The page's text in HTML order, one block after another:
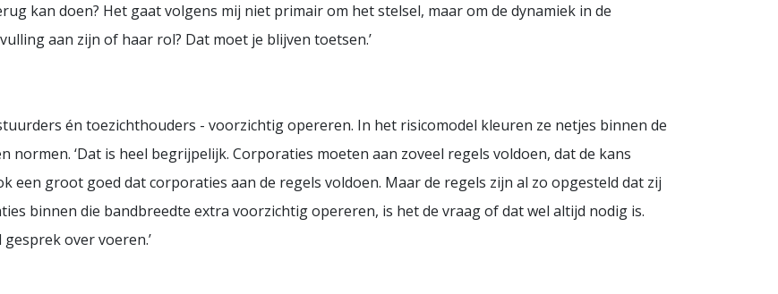
kan doen? Het gaat volgens mij niet primair om het stelsel, maar om de dynamiek in de
aan zijn of haar rol? Dat moet je blijven toetsen.’
én toezichthouders - voorzichtig opereren. In het risicomodel kleuren ze netjes binnen de
normen. ‘Dat is heel begrijpelijk. Corporaties moeten aan zoveel regels voldoen, dat de kans
een groot goed dat corporaties aan de regels voldoen. Maar de regels zijn al zo opgesteld dat zij
binnen die bandbreedte extra voorzichtig opereren, is het de vraag of dat wel altijd nodig is.
over voeren.’